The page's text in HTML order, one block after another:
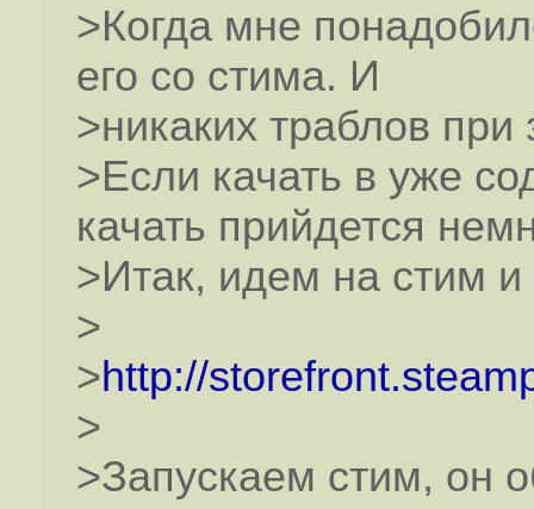
>Когда мне
его со стима. И
>никаких траблов
>Если качать в уже
качать прийдется
>Итак, идем на стим
>
>http://
>
>Запускаем стим, он